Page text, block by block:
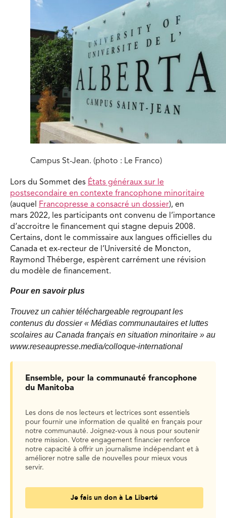
Campus St-Jean. (photo : Le Franco)
Lors du Sommet des États généraux sur le
postsecondaire en contexte francophone minoritaire
(auquel
Francopresse a consacré un dossier), en
mars 2022, les participants ont convenu de l’importance
d’accroitre le financement qui stagne depuis 2008.
Certains, dont le commissaire aux langues officielles du
Canada et ex-recteur de l’Université de Moncton,
Raymond Théberge, espèrent carrément une révision
du modèle de financement.
Pour en savoir plus
Trouvez un cahier téléchargeable regroupant les
contenus du dossier « Médias communautaires et luttes
scolaires au Canada français en situation minoritaire » au
www.reseaupresse.media/colloque-international
Ensemble, pour la communauté francophone
du Manitoba
Les dons de nos lecteurs et lectrices sont essentiels
pour fournir une information de qualité en français pour
notre communauté. Joignez-vous à nous pour soutenir
notre mission. Votre engagement financier renforce
notre capacité à offrir un journalisme indépendant et à
améliorer notre salle de nouvelles pour mieux vous
servir.
Je fais un don à La Liberté